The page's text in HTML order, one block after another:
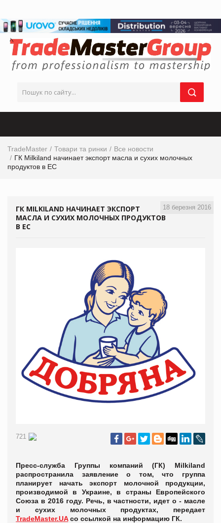
TradeMaster Товари та ринки
Все новости
ГК Milkiland начинает экспорт масла и сухих молочных
продуктов в ЕС
18 березня 2016
ГК MILKILAND НАЧИНАЕТ ЭКСПОРТ
МАСЛА И СУХИХ МОЛОЧНЫХ ПРОДУКТОВ
В ЕС
721
Пресс-служба Группы компаний (ГК) Milkiland
распространила заявление о том, что группа
планирует начать экспорт молочной продукции,
производимой в Украине, в страны Европейского
Союза в 2016 году. Речь, в частности, идет о - масле
и сухих молочных продуктах, передает
TradeMaster.UAсо ссылкой на информацию ГК.